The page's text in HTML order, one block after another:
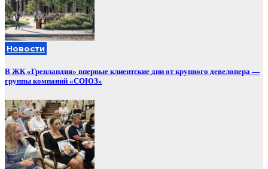
Новости
В ЖК «Гренландия» впервые клиентские дни от крупного девелопера —
группы компаний «СОЮЗ»